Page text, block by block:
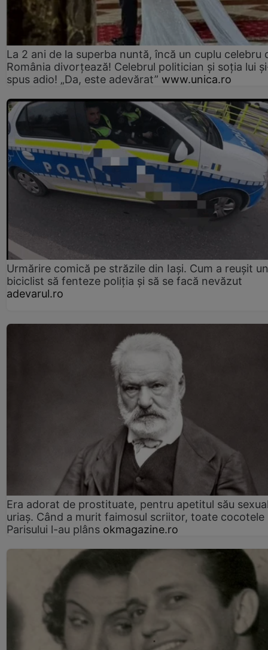
La 2 ani de la superba nuntă, încă un cuplu celebru
România divorțează! Celebrul politician și soția lui
spus adio! „Da, este adevărat” www.unica.ro
Urmărire comică pe străzile din Iași. Cum a reușit un
biciclist să fenteze poliția și să se facă nevăzut
adevarul.ro
Era adorat de prostituate, pentru apetitul său
uriaș. Când a murit faimosul scriitor, toate cocotele
Parisului l-au plâns okmagazine.ro